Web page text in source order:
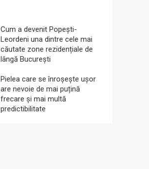
Cum a devenit Popești-
Leordeni una dintre cele mai
căutate zone rezidențiale de
lângă București
Pielea care se înroșește ușor
are nevoie de mai puțină
frecare și mai multă
predictibilitate